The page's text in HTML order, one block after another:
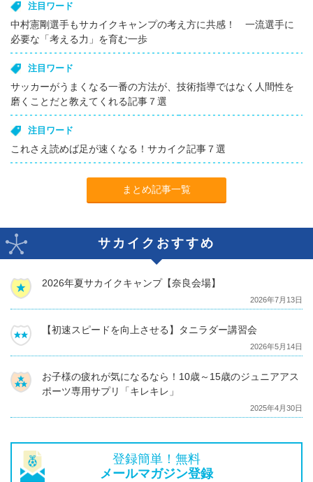
注目ワード
中村憲剛選手もサカイクキャンプの考え方に共感！ 一流選手に
必要な「考える力」を育む一歩
注目ワード
サッカーがうまくなる一番の方法が、技術指導ではなく人間性を
磨くことだと教えてくれる記事７選
注目ワード
これさえ読めば足が速くなる！サカイク記事７選
まとめ記事一覧
サカイクおすすめ
2026年夏サカイクキャンプ【奈良会場】
2026年7月13日
【初速スピードを向上させる】タニラダー講習会
2026年5月14日
お子様の疲れが気になるなら！10歳～15歳のジュニアアス
ポーツ専用サプリ「キレキレ」
2025年4月30日
登録簡単！無料
メールマガジン登録